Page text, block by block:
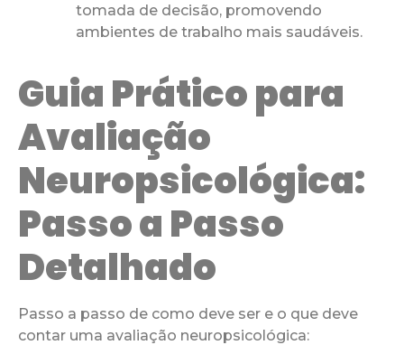
tomada de decisão, promovendo
ambientes de trabalho mais saudáveis.
Guia Prático para
Avaliação
Neuropsicológica:
Passo a Passo
Detalhado
Passo a passo de como deve ser e o que deve
contar uma avaliação neuropsicológica: